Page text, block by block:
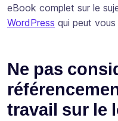
eBook complet sur le
WordPress qui peut
Ne pas
travail sur le